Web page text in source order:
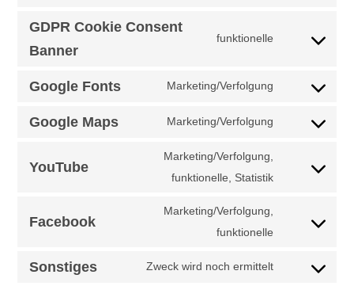
service
GDPR Cookie Consent
Banner
funktionelle
Consent
service
banner
Google Fonts Marketing/Verfolgung
Consent
Google Maps Marketing/Verfolgung
Consent
service
maps
YouTube
Marketing/Verfolgung,
funktionelle, Statistik
Consent
service
Facebook
Marketing/Verfolgung,
funktionelle
Consent
service
Sonstiges Zweck wird noch ermittelt
Consent